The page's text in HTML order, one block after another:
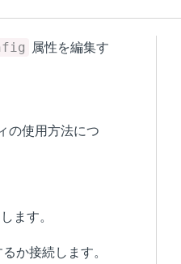
属性を編集す
の使用方法につ
ます。
か接続します。